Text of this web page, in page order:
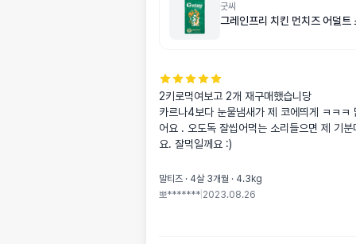
굿씨
그레인프리 치킨 먼치즈 어덜
2키로먹여보고 2개 재구매했습니당
카르나4보다 눈물냄새가 제 코에띄게 ㅋㅋㅋ
어요 . 오도독 잘씹어먹는 소리들으면 제 기분
요. 잘먹일께요 :)
말티즈 · 4살 3개월 · 4.3kg
뽀******* 2023.08.26